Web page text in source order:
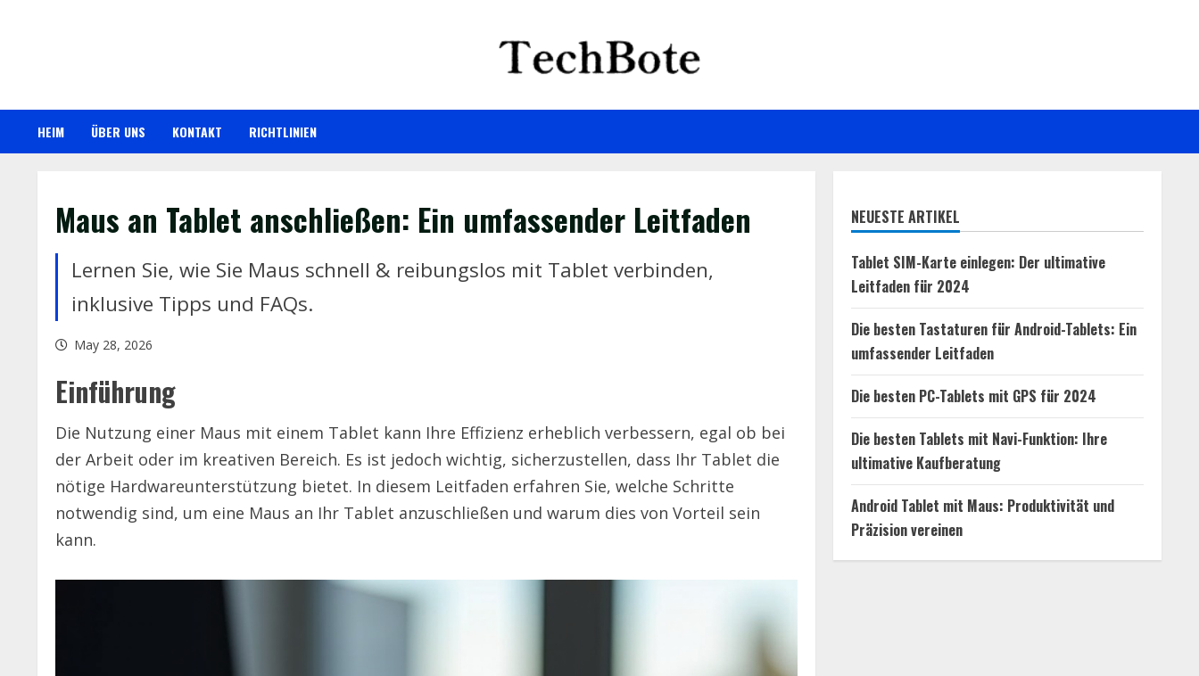
HEIM ÜBER UNS KONTAKT RICHTLINIEN
Maus an Tablet anschließen: Ein umfassender Leitfaden
Lernen Sie, wie Sie Maus schnell & reibungslos mit Tablet verbinden,
inklusive Tipps und FAQs.
May 28, 2026
Einführung
Die Nutzung einer Maus mit einem Tablet kann Ihre Effizienz erheblich verbessern, egal ob bei
der Arbeit oder im kreativen Bereich. Es ist jedoch wichtig, sicherzustellen, dass Ihr Tablet die
nötige Hardwareunterstützung bietet. In diesem Leitfaden erfahren Sie, welche Schritte
notwendig sind, um eine Maus an Ihr Tablet anzuschließen und warum dies von Vorteil sein
kann.
NEUESTE ARTIKEL
Tablet SIM-Karte einlegen: Der ultimative
Leitfaden für 2024
Die besten Tastaturen für Android-Tablets: Ein
umfassender Leitfaden
Die besten PC-Tablets mit GPS für 2024
Die besten Tablets mit Navi-Funktion: Ihre
ultimative Kaufberatung
Android Tablet mit Maus: Produktivität und
Präzision vereinen